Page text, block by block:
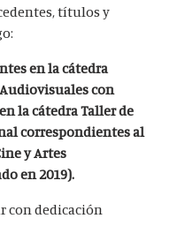
títulos y
en la cátedra
con
la cátedra Taller de
correspondientes al
y Artes
en 2019).
con dedicación